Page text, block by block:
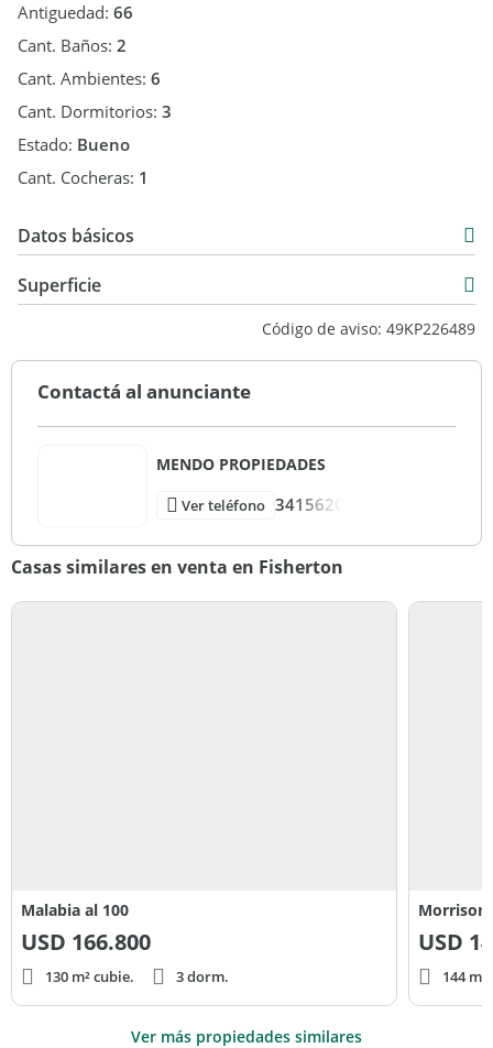
- KP226489 - KPT080511 -
- Publicado usando KiteProp CRM Inmobiliario
Antiguedad: 66
Cant. Baños: 2
Cant. Ambientes: 6
Cant. Dormitorios: 3
Estado: Bueno
Cant. Cocheras: 1
Datos básicos
USD 198.000
Superficie
624 m2
Código de aviso: 49KP226489
Contactá al anunciante
MENDO PROPIEDADES
Ver teléfono 3415620
Casas similares en venta en Fisherton
Malabia al 100
USD 166.800
130 m² cubie. 3 dorm.
Morrison
USD
144
Ver más propiedades similares